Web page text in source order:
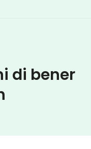
di bener